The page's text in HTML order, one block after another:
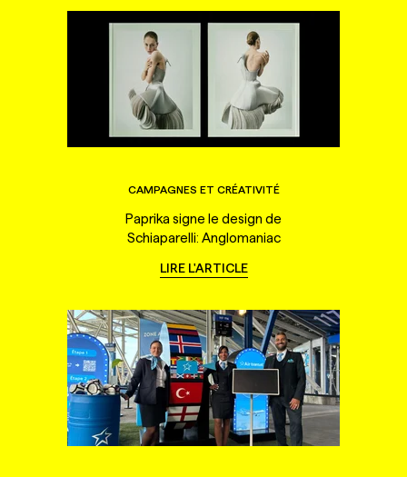
CAMPAGNES ET CRÉATIVITÉ
Paprika signe le design de
Schiaparelli: Anglomaniac
LIRE L'ARTICLE